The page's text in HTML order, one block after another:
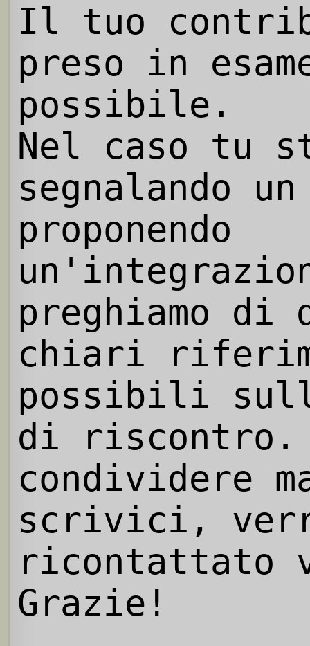
Il tuo
preso in
possibile.
Nel caso tu
segnalando
proponendo
preghiamo
chiari
possibili
di riscontro.
condividere
scrivici,
ricontattato
Grazie!